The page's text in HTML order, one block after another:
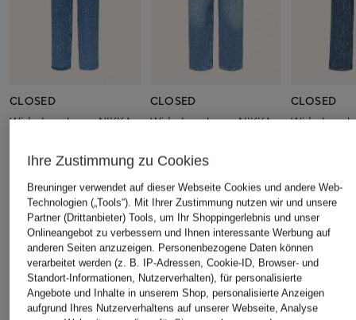
CLOSED
Wide Leg Jeans NIKKA
Ursprünglich:CHF 289
CLOSED
Wide Leg Jeans NIKKA
Ursprünglich:
CLOSED
Wide Leg
ÄHNLICHE ARTIKEL ENTDECKEN
Ihre Zustimmung zu Cookies
Breuninger verwendet auf dieser Webseite Cookies und andere Web-
Technologien („Tools“). Mit Ihrer Zustimmung nutzen wir und unsere
Partner (Drittanbieter) Tools, um Ihr Shoppingerlebnis und unser
Onlineangebot zu verbessern und Ihnen interessante Werbung auf
anderen Seiten anzuzeigen. Personenbezogene Daten können
verarbeitet werden (z. B. IP-Adressen, Cookie-ID, Browser- und
Standort-Informationen, Nutzerverhalten), für personalisierte
Angebote und Inhalte in unserem Shop, personalisierte Anzeigen
aufgrund Ihres Nutzerverhaltens auf unserer Webseite, Analyse